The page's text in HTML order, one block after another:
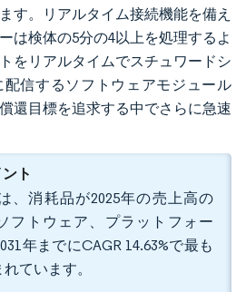
す。リアルタイム接続機能を備え
は検体の5分の4以上を処理するよ
をリアルタイムでスチュワードシ
信するソフトウェアモジュール
還目標を追求する中でさらに急速
ト
、消耗品が2025年の売上高の
フトウェア、プラットフォー
年までにCAGR 14.63%で最も
ています。